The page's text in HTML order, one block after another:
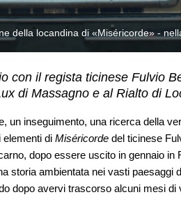
con il regista ticinese Fulvio
di Massagno e al Rialto di
un inseguimento, una ricerca della
elementi di Miséricorde del ticinese
dopo essere uscito in gennaio
storia ambientata nei vasti paesaggi
dopo avervi trascorso alcuni mesi di